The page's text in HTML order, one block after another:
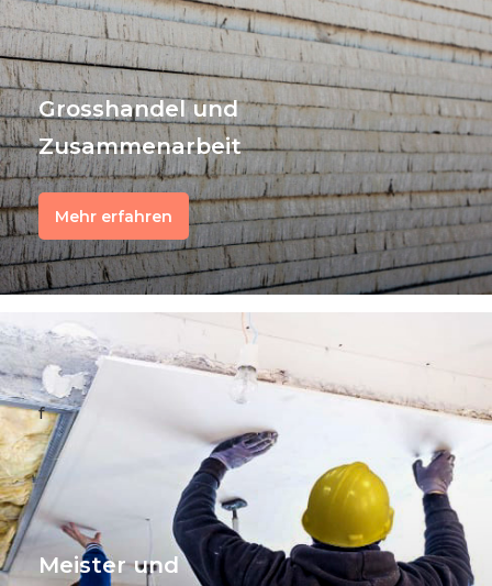
Grosshandel und
Zusammenarbeit
Mehr erfahren
f
Meister und